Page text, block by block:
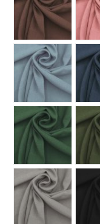
MUUT
🔖 OUTLET
OHJEITA
USEIN KYSYTTYÄ
OTA YHTEYTTÄ